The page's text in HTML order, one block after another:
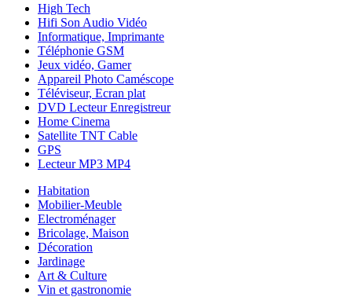
High Tech
Hifi Son Audio Vidéo
Informatique, Imprimante
Téléphonie GSM
Jeux vidéo, Gamer
Appareil Photo Caméscope
Téléviseur, Ecran plat
DVD Lecteur Enregistreur
Home Cinema
Satellite TNT Cable
GPS
Lecteur MP3 MP4
Habitation
Mobilier-Meuble
Electroménager
Bricolage, Maison
Décoration
Jardinage
Art & Culture
Vin et gastronomie